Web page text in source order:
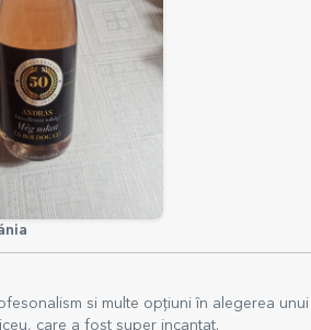
si multe opțiuni în alegerea
care a fost super incantat.